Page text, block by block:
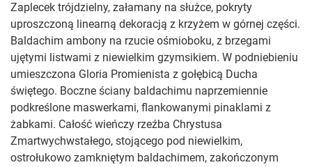
Zaplecek trójdzielny, załamany na służce, pokryty
uproszczoną linearną dekoracją z krzyżem w górnej części.
Baldachim ambony na rzucie ośmioboku, z brzegami
ujętymi listwami z niewielkim gzymsikiem. W podniebieniu
umieszczona Gloria Promienista z gołębicą Ducha
świętego. Boczne ściany baldachimu naprzemiennie
podkreślone maswerkami, flankowanymi pinaklami z
żabkami. Całość wieńczy rzeźba Chrystusa
Zmartwychwstałego, stojącego pod niewielkim,
ostrołukowo zamkniętym baldachimem, zakończonym